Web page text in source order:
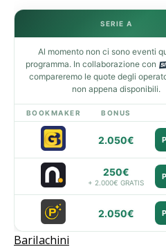
SERIE A
Al momento non ci sono eventi
programma. In collaborazione con
compareremo le quote degli
non appena disponibili.
BOOKMAKER BONUS
2.050€
250€
+ 2.000€ GRATIS
2.050€
BariIachini